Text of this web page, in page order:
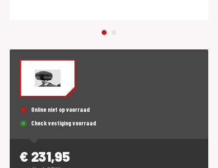
Online niet op voorraad
Check vestiging voorraad
€ 231,95